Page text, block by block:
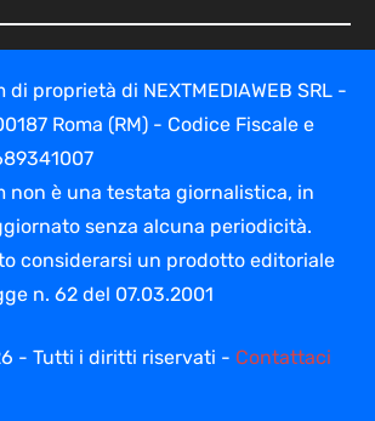
proprietà di NEXTMEDIAWEB SRL -
Roma (RM) - Codice Fiscale e
non è una testata giornalistica, in
senza alcuna periodicità.
considerarsi un prodotto editoriale
n. 62 del 07.03.2001
- Tutti i diritti riservati - Contattaci